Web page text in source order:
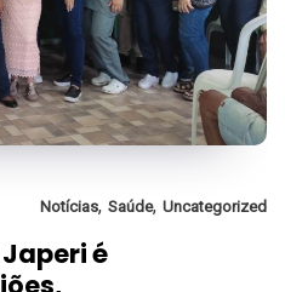
Notícias, Saúde, Uncategorized
é